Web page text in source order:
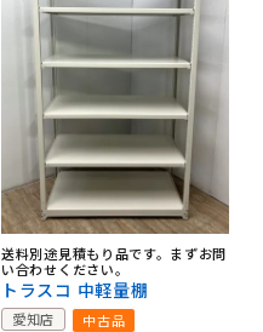
送料別途見積もり品です。まずお問
い合わせください。
トラスコ 中軽量棚
愛知店
中古品